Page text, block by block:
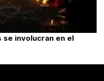
se involucran en el